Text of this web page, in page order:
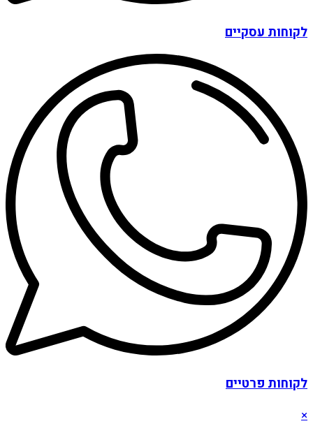
לקוחות עסקיים
לקוחות פרטיים
×